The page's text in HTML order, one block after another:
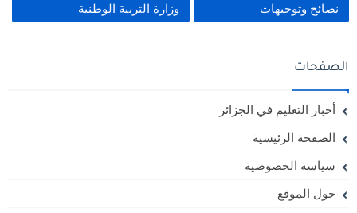
نصائح وتوجيهات وزارة التربية الوطنية
الصفحات
أخبار التعليم في الجزائر
الصفحة الرئيسية
سياسة الخصوصية
حول الموقع